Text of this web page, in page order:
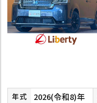
年式 2026(令和8)年